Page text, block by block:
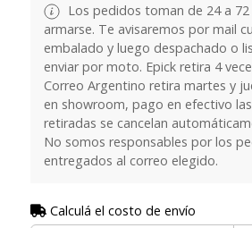
Los pedidos toman de 24 a 72
armarse. Te avisaremos por mail
embalado y luego despachado o
enviar por moto. Epick retira 4
Correo Argentino retira martes y
en showroom, pago en efectivo
retiradas se cancelan
No somos responsables por los
entregados al correo elegido.
Calculá el costo de envío